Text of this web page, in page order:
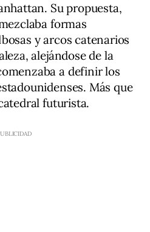
Su propuesta,
formas
y arcos catenarios
alejándose de la
a definir los
Más que
futurista.